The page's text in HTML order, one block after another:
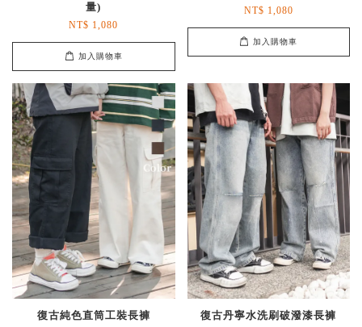
量)
NT$ 1,080
加入購物車
NT$ 1,080
加入購物車
復古純色直筒工裝長褲 復古丹寧水洗刷破潑漆長褲